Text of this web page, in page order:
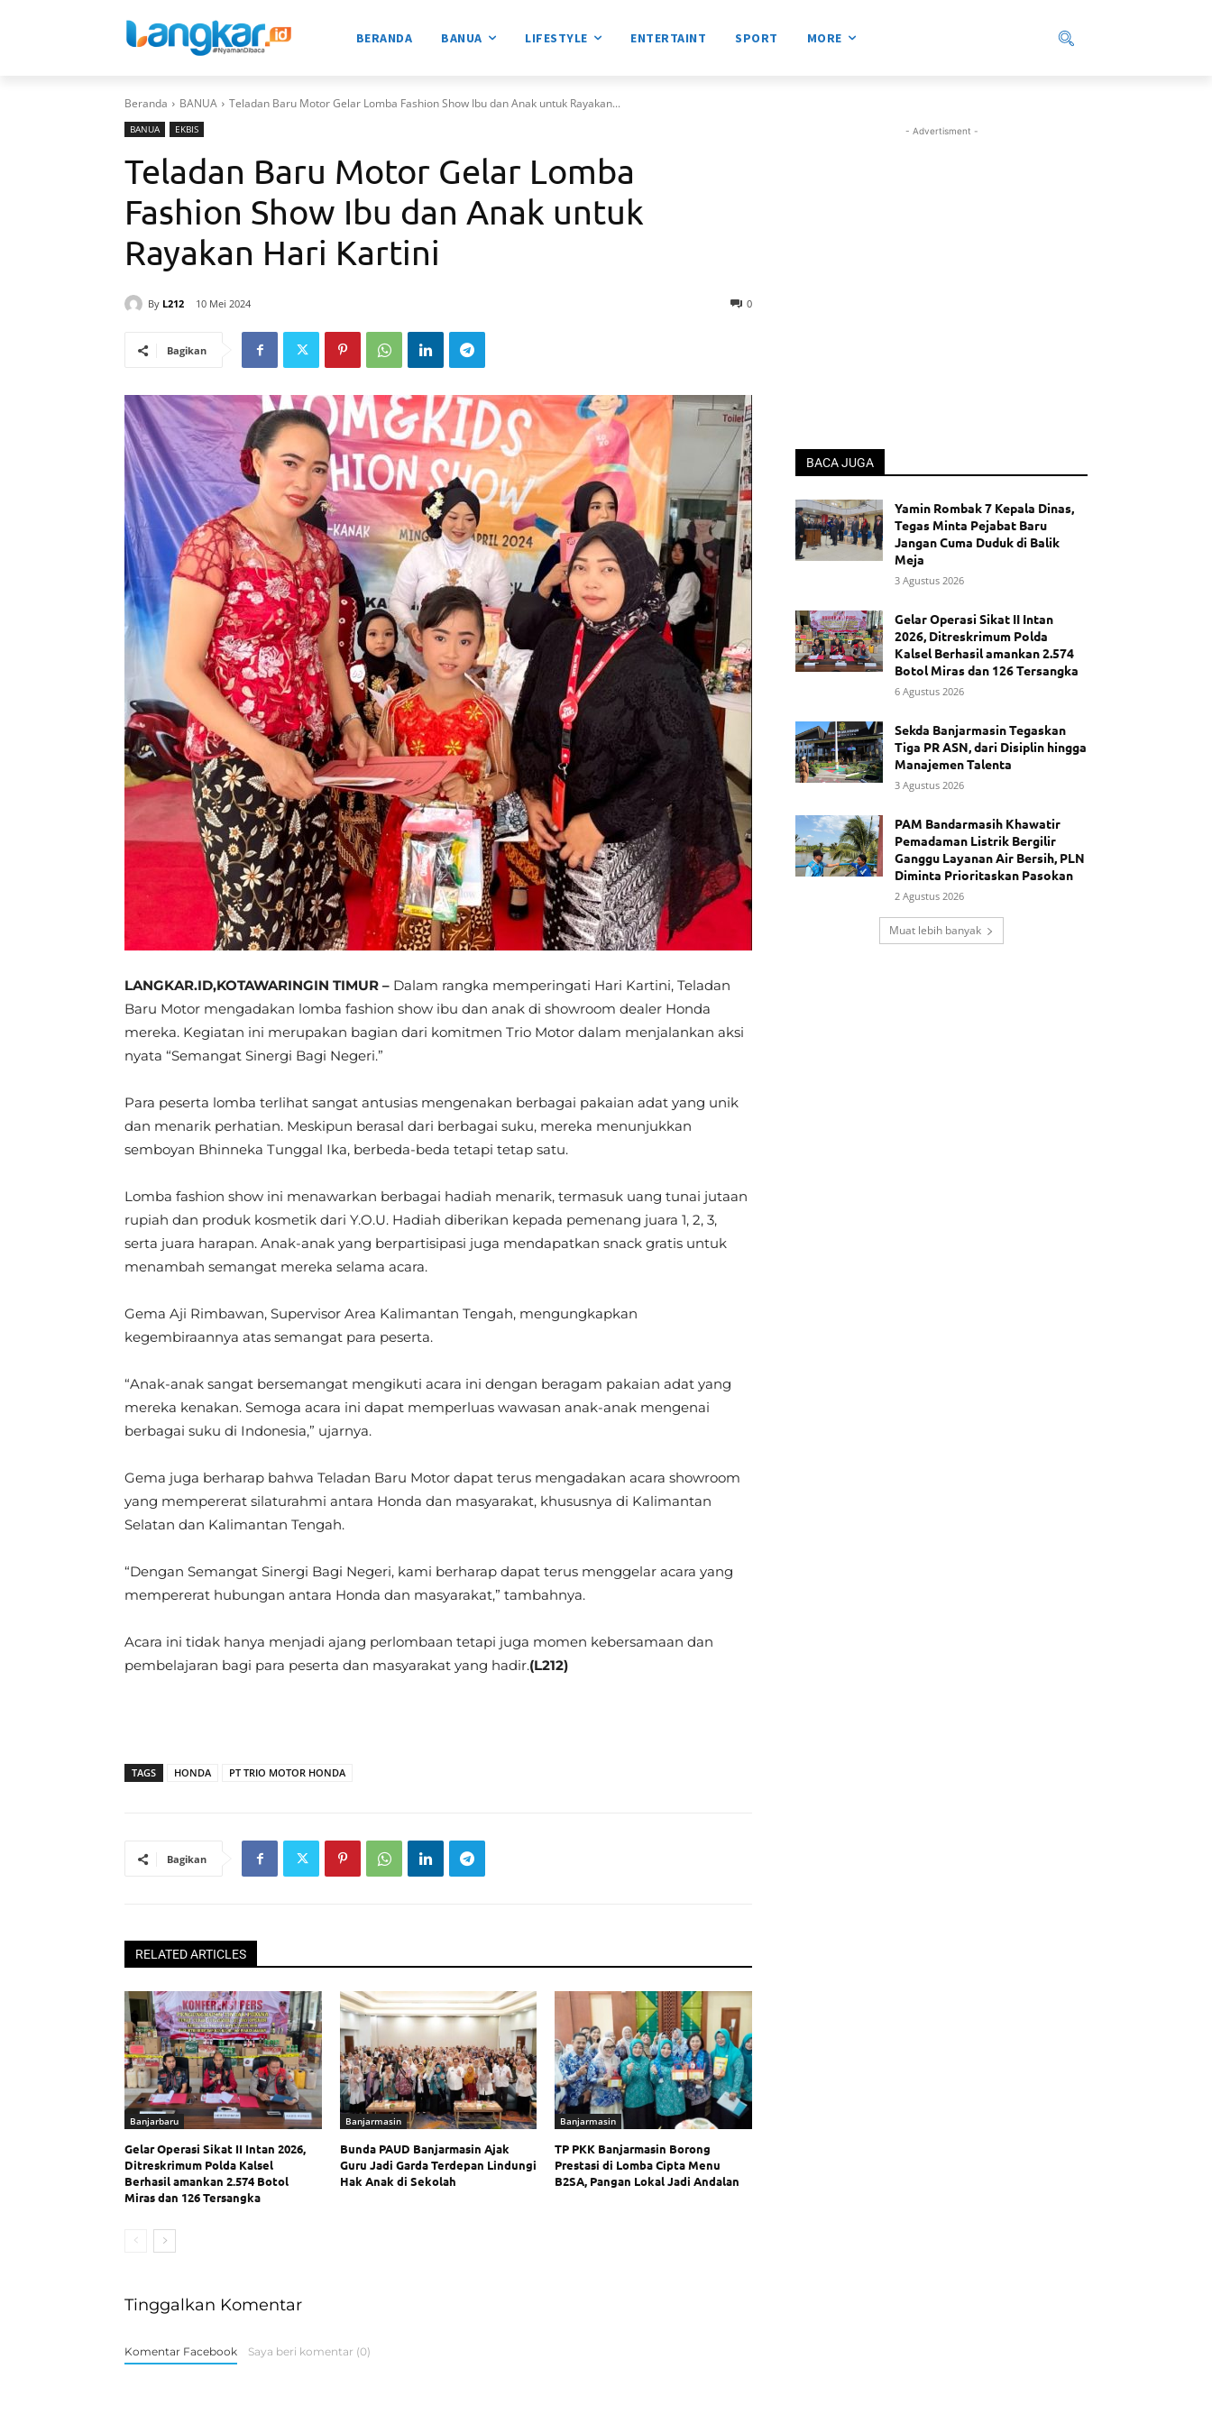
BERANDA BANUA LIFESTYLE ENTERTAINT SPORT MORE
Beranda BANUA Teladan Baru Motor Gelar Lomba Fashion Show Ibu dan Anak untuk Rayakan...
BANUA EKBIS
Teladan Baru Motor Gelar Lomba
Fashion Show Ibu dan Anak untuk
Rayakan Hari Kartini
By L212 10 Mei 2024 0
Bagikan
LANGKAR.ID,KOTAWARINGIN TIMUR – Dalam rangka memperingati Hari Kartini, Teladan
Baru Motor mengadakan lomba fashion show ibu dan anak di showroom dealer Honda
mereka. Kegiatan ini merupakan bagian dari komitmen Trio Motor dalam menjalankan aksi
nyata “Semangat Sinergi Bagi Negeri.”
Para peserta lomba terlihat sangat antusias mengenakan berbagai pakaian adat yang unik
dan menarik perhatian. Meskipun berasal dari berbagai suku, mereka menunjukkan
semboyan Bhinneka Tunggal Ika, berbeda-beda tetapi tetap satu.
Lomba fashion show ini menawarkan berbagai hadiah menarik, termasuk uang tunai jutaan
rupiah dan produk kosmetik dari Y.O.U. Hadiah diberikan kepada pemenang juara 1, 2, 3,
serta juara harapan. Anak-anak yang berpartisipasi juga mendapatkan snack gratis untuk
menambah semangat mereka selama acara.
Gema Aji Rimbawan, Supervisor Area Kalimantan Tengah, mengungkapkan
kegembiraannya atas semangat para peserta.
“Anak-anak sangat bersemangat mengikuti acara ini dengan beragam pakaian adat yang
mereka kenakan. Semoga acara ini dapat memperluas wawasan anak-anak mengenai
berbagai suku di Indonesia,” ujarnya.
Gema juga berharap bahwa Teladan Baru Motor dapat terus mengadakan acara showroom
yang mempererat silaturahmi antara Honda dan masyarakat, khususnya di Kalimantan
Selatan dan Kalimantan Tengah.
“Dengan Semangat Sinergi Bagi Negeri, kami berharap dapat terus menggelar acara yang
mempererat hubungan antara Honda dan masyarakat,” tambahnya.
Acara ini tidak hanya menjadi ajang perlombaan tetapi juga momen kebersamaan dan
pembelajaran bagi para peserta dan masyarakat yang hadir.(L212)
TAGS HONDA PT TRIO MOTOR HONDA
Bagikan
RELATED ARTICLES
Banjarbaru
Gelar Operasi Sikat II Intan 2026,
Ditreskrimum Polda Kalsel
Berhasil amankan 2.574 Botol
Miras dan 126 Tersangka
Banjarmasin
Bunda PAUD Banjarmasin Ajak
Guru Jadi Garda Terdepan Lindungi
Hak Anak di Sekolah
Banjarmasin
TP PKK Banjarmasin Borong
Prestasi di Lomba Cipta Menu
B2SA, Pangan Lokal Jadi Andalan
Tinggalkan Komentar
Komentar Facebook Saya beri komentar (0)
- Advertisment -
BACA JUGA
Yamin Rombak 7 Kepala Dinas,
Tegas Minta Pejabat Baru
Jangan Cuma Duduk di Balik
Meja
3 Agustus 2026
Gelar Operasi Sikat II Intan
2026, Ditreskrimum Polda
Kalsel Berhasil amankan 2.574
Botol Miras dan 126 Tersangka
6 Agustus 2026
Sekda Banjarmasin Tegaskan
Tiga PR ASN, dari Disiplin hingga
Manajemen Talenta
3 Agustus 2026
PAM Bandarmasih Khawatir
Pemadaman Listrik Bergilir
Ganggu Layanan Air Bersih, PLN
Diminta Prioritaskan Pasokan
2 Agustus 2026
Muat lebih banyak